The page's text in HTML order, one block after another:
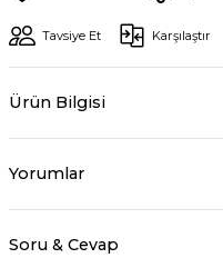
Tavsiye Et Karşılaştır
Ürün Bilgisi
Yorumlar
Soru & Cevap